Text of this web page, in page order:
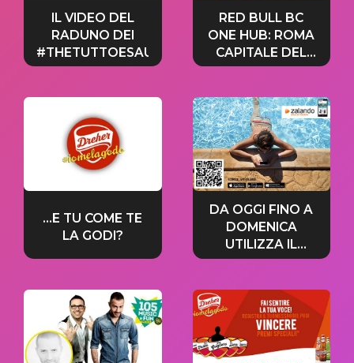
IL VIDEO DEL
RADUNO DEI
#THETUTTOESAURITERS
RED BULL BC
ONE HUB: ROMA
CAPITALE DEL
BREAKING
…E TU COME TE
LA GODI?
DA OGGI FINO A
DOMENICA
UTILIZZA IL
CODICE
RISERVATO AI
CENTOCINQUISTI!